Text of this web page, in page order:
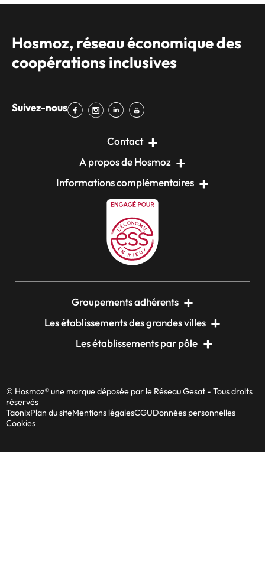
Hosmoz, réseau économique des
coopérations inclusives
Suivez-nous
Contact
A propos de Hosmoz
Informations complémentaires
Groupements adhérents
Les établissements des grandes villes
Les établissements par pôle
© Hosmoz® une marque déposée par le Réseau Gesat - Tous droits
réservés
TaonixPlan du siteMentions légalesCGUDonnées personnelles
Cookies